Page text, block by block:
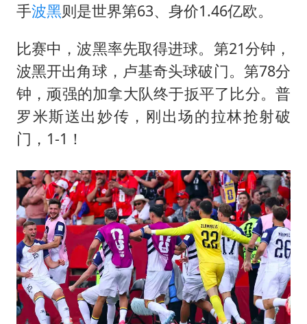
手波黑则是世界第63、身价1.46亿欧。
比赛中，波黑率先取得进球。第21分钟，
波黑开出角球，卢基奇头球破门。第78分
钟，顽强的加拿大队终于扳平了比分。普
罗米斯送出妙传，刚出场的拉林抢射破
门，1-1！